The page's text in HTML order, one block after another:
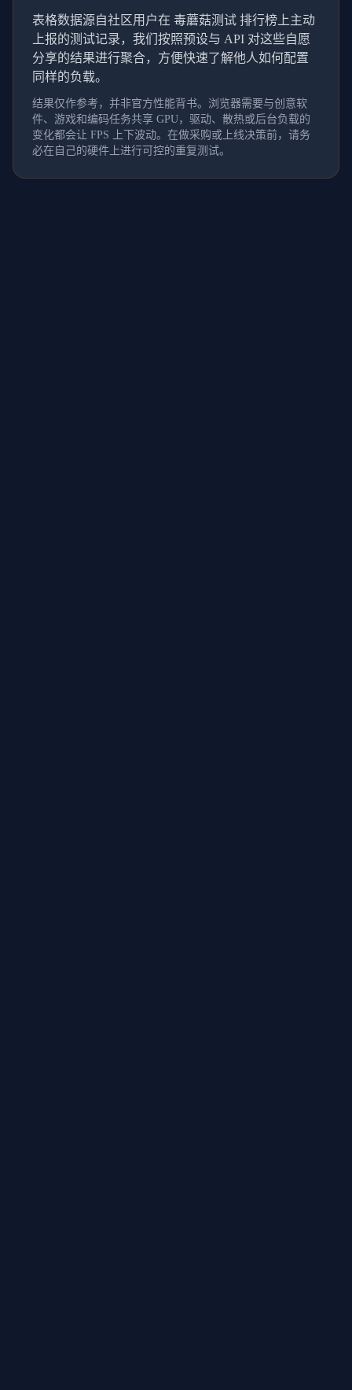
表格数据源自社区用户在 毒蘑菇测试 排行榜上主动
上报的测试记录，我们按照预设与 API 对这些自愿
分享的结果进行聚合，方便快速了解他人如何配置
同样的负载。
结果仅作参考，并非官方性能背书。浏览器需要与创意软
件、游戏和编码任务共享 GPU，驱动、散热或后台负载的
变化都会让 FPS 上下波动。在做采购或上线决策前，请务
必在自己的硬件上进行可控的重复测试。